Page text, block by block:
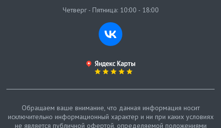
Четверг - Пятница: 10:00 - 18:00
Обращаем ваше внимание, что данная информация носит
исключительно информационный характер и ни при каких условиях
не является публичной офертой, определяемой положениями